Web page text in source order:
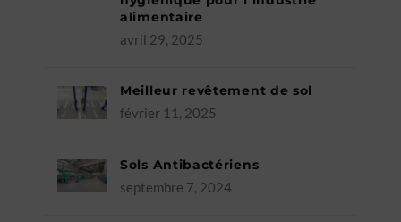
alimentaire
avril 29, 2025
Meilleur revêtement de sol
février 11, 2025
Sols Antibactériens
septembre 7, 2024